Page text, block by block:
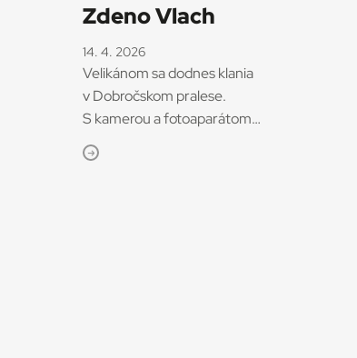
Zdeno Vlach
14. 4. 2026
Velikánom sa dodnes klania
v Dobročskom pralese.
S kamerou a fotoaparátom
v ruke. Kedysi dávno
obkolesovala dunajská krajina v